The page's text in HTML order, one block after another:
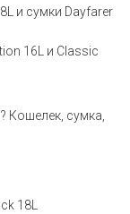
и сумки Dayfarer
16L и Classic
Кошелек, сумка,
18L